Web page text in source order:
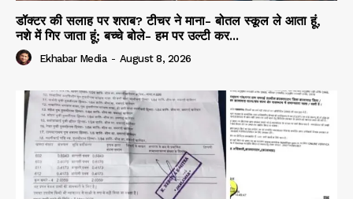
डॉक्टर की सलाह पर शराब? टीचर ने माना- बोतल स्कूल ले आता हूं,
नशे में गिर जाता हूं; बच्चे बोले- हम पर उल्टी कर...
Ekhabar Media - August 8, 2026